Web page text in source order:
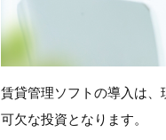
賃貸管理ソフトの導入は
可欠な投資となります。